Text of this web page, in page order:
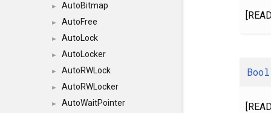
► AutoBitmap
► AutoFree
► AutoLock
► AutoLocker
► AutoRWLock
► AutoRWLocker
► AutoWaitPointer
Bool